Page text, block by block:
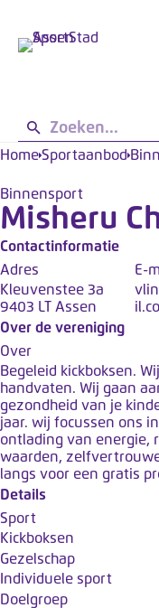
d
z
e
s
i
t
e
r
k
t
m
e
e
n
t
HomeSportaanbod
Binnensport
Misheru
Contactinformatie
Adres
Kleuvenstee 3a
9403 LT Assen
E-
Over de vereniging
Over
Begeleid kickboksen.
handvaten. Wij gaan
gezondheid van je
jaar. wij focussen ons
ontlading van energie,
waarden,
langs voor een gratis
Details
Sport
Kickboksen
Gezelschap
Individuele sport
Doelgroep